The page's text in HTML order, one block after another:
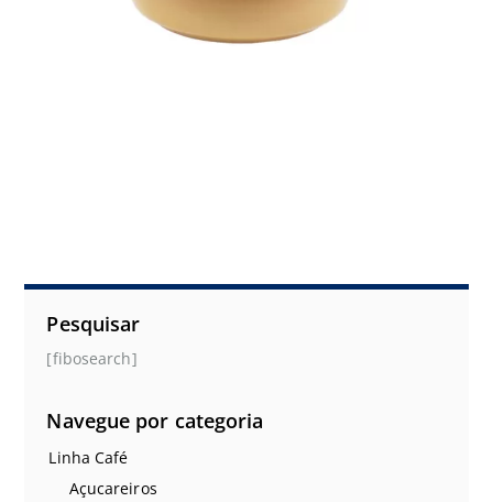
Pesquisar
[fibosearch]
Navegue por categoria
Linha Café
Açucareiros